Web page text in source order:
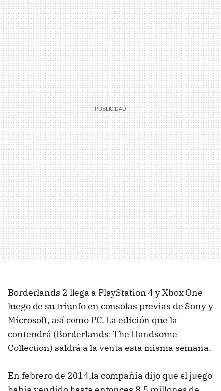
Borderlands 2 llega a PlayStation 4 y Xbox One
luego de su triunfo en consolas previas de Sony y
Microsoft, así como PC. La edición que la
contendrá (Borderlands: The Handsome
Collection) saldrá a la venta esta misma semana.
En febrero de 2014,la compañía dijo que el juego